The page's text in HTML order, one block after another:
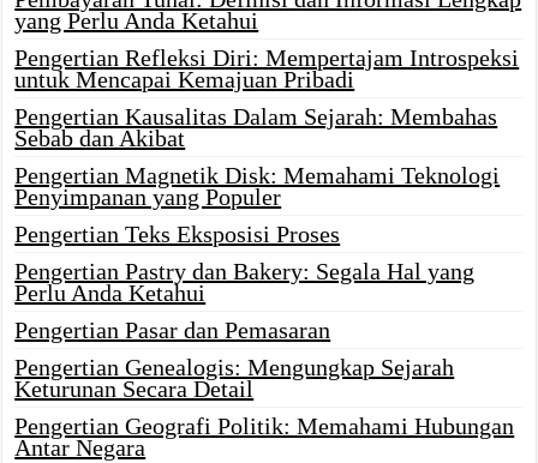
yang Perlu Anda Ketahui
Pengertian Refleksi Diri: Mempertajam Introspeksi
untuk Mencapai Kemajuan Pribadi
Pengertian Kausalitas Dalam Sejarah: Membahas
Sebab dan Akibat
Pengertian Magnetik Disk: Memahami Teknologi
Penyimpanan yang Populer
Pengertian Teks Eksposisi Proses
Pengertian Pastry dan Bakery: Segala Hal yang
Perlu Anda Ketahui
Pengertian Pasar dan Pemasaran
Pengertian Genealogis: Mengungkap Sejarah
Keturunan Secara Detail
Pengertian Geografi Politik: Memahami Hubungan
Antar Negara